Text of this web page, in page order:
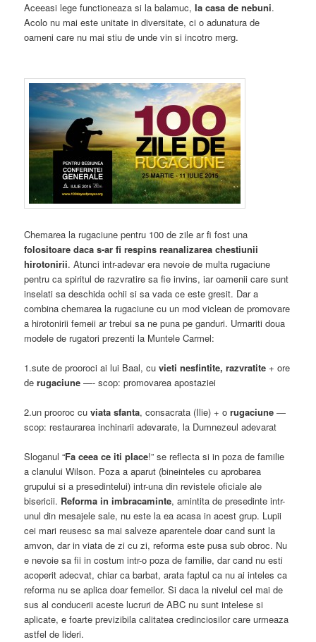
Aceeasi lege functioneaza si la balamuc,la casa de nebuni.
Acolo nu mai este unitate in diversitate, ci o adunatura de
oameni care nu mai stiu de unde vin si incotro merg.
Chemarea la rugaciune pentru 100 de zile ar fi fost una
folositoare daca s-ar fi respins reanalizarea chestiunii
hirotonirii. Atunci intr-adevar era nevoie de multa rugaciune
pentru ca spiritul de razvratire sa fie invins, iar oamenii care sunt
inselati sa deschida ochii si sa vada ce este gresit. Dar a
combina chemarea la rugaciune cu un mod viclean de promovare
a hirotonirii femeii ar trebui sa ne puna pe ganduri. Urmariti doua
modele de rugatori prezenti la Muntele Carmel:
1.sute de prooroci ai lui Baal, cuvieti nesfintite, razvratite + ore
derugaciune —- scop: promovarea apostaziei
2.un prooroc cuviata sfanta, consacrata (Ilie) + orugaciune —
scop: restaurarea inchinarii adevarate, la Dumnezeul adevarat
Sloganul “Fa ceea ce iti place!” se reflecta si in poza de familie
a clanului Wilson. Poza a aparut (bineinteles cu aprobarea
grupului si a presedintelui) intr-una din revistele oficiale ale
bisericii. Reforma in imbracaminte, amintita de presedinte intr-
unul din mesajele sale, nu este la ea acasa in acest grup. Lupii
cei mari reusesc sa mai salveze aparentele doar cand sunt la
amvon, dar in viata de zi cu zi, reforma este pusa sub obroc. Nu
e nevoie sa fii in costum intr-o poza de familie, dar cand nu esti
acoperit adecvat, chiar ca barbat, arata faptul ca nu ai inteles ca
reforma nu se aplica doar femeilor. Si daca la nivelul cel mai de
sus al conducerii aceste lucruri de ABC nu sunt intelese si
aplicate, e foarte previzibila calitatea credinciosilor care urmeaza
astfel de lideri.